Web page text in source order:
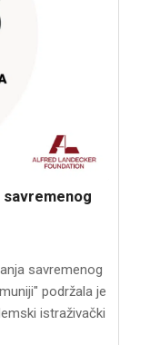
savremenog
savremenog
podržala je
istraživački